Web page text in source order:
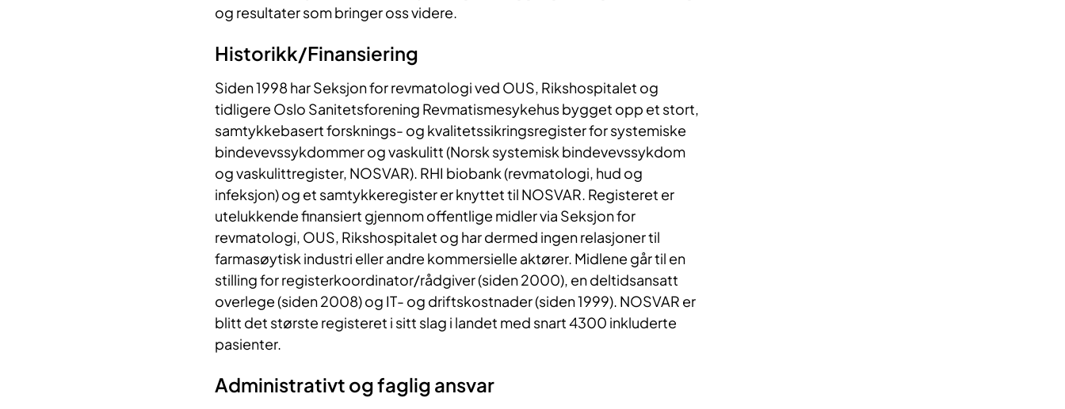
og resultater som bringer oss videre.
Historikk/Finansiering
Siden 1998 har Seksjon for revmatologi ved OUS, Rikshospitalet og
tidligere Oslo Sanitetsforening Revmatismesykehus bygget opp et stort,
samtykkebasert forsknings- og kvalitetssikringsregister for systemiske
bindevevssykdommer og vaskulitt (Norsk systemisk bindevevssykdom
og vaskulittregister, NOSVAR). RHI biobank (revmatologi, hud og
infeksjon) og et samtykkeregister er knyttet til NOSVAR. Registeret er
utelukkende finansiert gjennom offentlige midler via Seksjon for
revmatologi, OUS, Rikshospitalet og har dermed ingen relasjoner til
farmasøytisk industri eller andre kommersielle aktører. Midlene går til en
stilling for registerkoordinator/rådgiver (siden 2000), en deltidsansatt
overlege (siden 2008) og IT- og driftskostnader (siden 1999). NOSVAR er
blitt det største registeret i sitt slag i landet med snart 4300 inkluderte
pasienter.
Administrativt og faglig ansvar